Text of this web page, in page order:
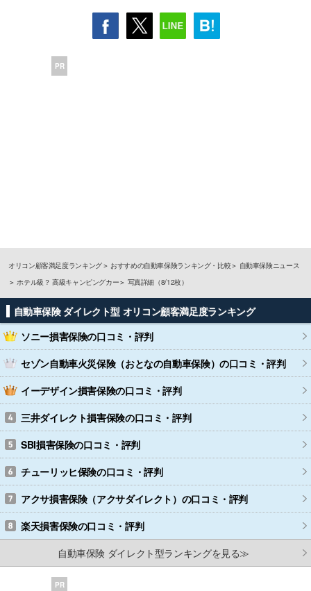
PR
オリコン顧客満足度ランキング おすすめの自動車保険ランキング・比較
自動車保険ニュース
ホテル級？ 高級キャンピングカー
写真詳細（8/12枚）
自動車保険 ダイレクト型 オリコン顧客満足度ランキング
ソニー損害保険の口コミ・評判
セゾン自動車火災保険（おとなの自動車保険）の口コミ・評判
イーデザイン損害保険の口コミ・評判
三井ダイレクト損害保険の口コミ・評判
SBI損害保険の口コミ・評判
チューリッヒ保険の口コミ・評判
アクサ損害保険（アクサダイレクト） の口コミ・評判
楽天損害保険の口コミ・評判
自動車保険 ダイレクト型ランキングを見る≫
PR